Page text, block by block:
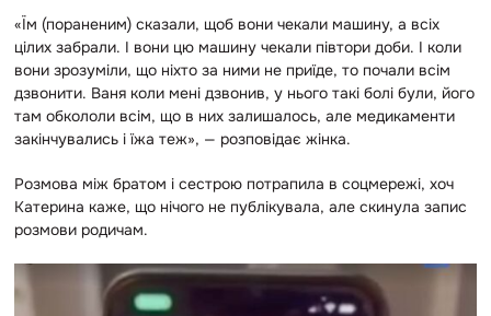
«Їм (пораненим) сказали, щоб вони чекали машину, а всіх
цілих забрали. І вони цю машину чекали півтори доби. І коли
вони зрозуміли, що ніхто за ними не приїде, то почали всім
дзвонити. Ваня коли мені дзвонив, у нього такі болі були, його
там обкололи всім, що в них залишалось, але медикаменти
закінчувались і їжа теж», — розповідає жінка.
Розмова між братом і сестрою потрапила в соцмережі, хоч
Катерина каже, що нічого не публікувала, але скинула запис
розмови родичам.